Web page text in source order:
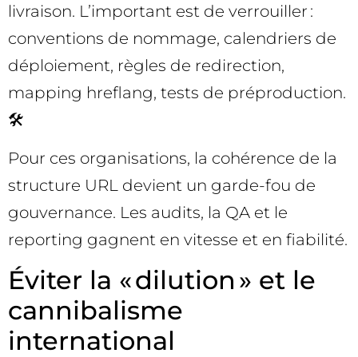
livraison. L’important est de verrouiller :
conventions de nommage, calendriers de
déploiement, règles de redirection,
mapping hreflang, tests de préproduction.
🛠️
Pour ces organisations, la cohérence de la
structure URL devient un garde-fou de
gouvernance. Les audits, la QA et le
reporting gagnent en vitesse et en fiabilité.
Éviter la « dilution » et le
cannibalisme
international